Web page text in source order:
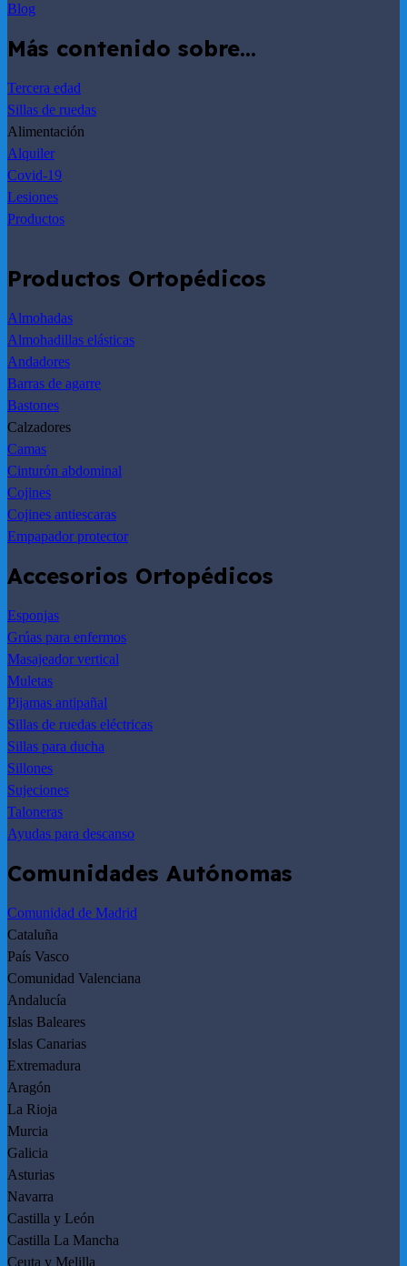
Blog
Más contenido sobre…
Tercera edad
Sillas de ruedas
Alimentación
Alquiler
Covid-19
Lesiones
Productos
Productos Ortopédicos
Almohadas
Almohadillas elásticas
Andadores
Barras de agarre
Bastones
Calzadores
Camas
Cinturón abdominal
Cojines
Cojines antiescaras
Empapador protector
Accesorios Ortopédicos
Esponjas
Grúas para enfermos
Masajeador vertical
Muletas
Pijamas antipañal
Sillas de ruedas eléctricas
Sillas para ducha
Sillones
Sujeciones
Taloneras
Ayudas para descanso
Comunidades Autónomas
Comunidad de Madrid
Cataluña
País Vasco
Comunidad Valenciana
Andalucía
Islas Baleares
Islas Canarias
Extremadura
Aragón
La Rioja
Murcia
Galicia
Asturias
Navarra
Castilla y León
Castilla La Mancha
Ceuta y Melilla